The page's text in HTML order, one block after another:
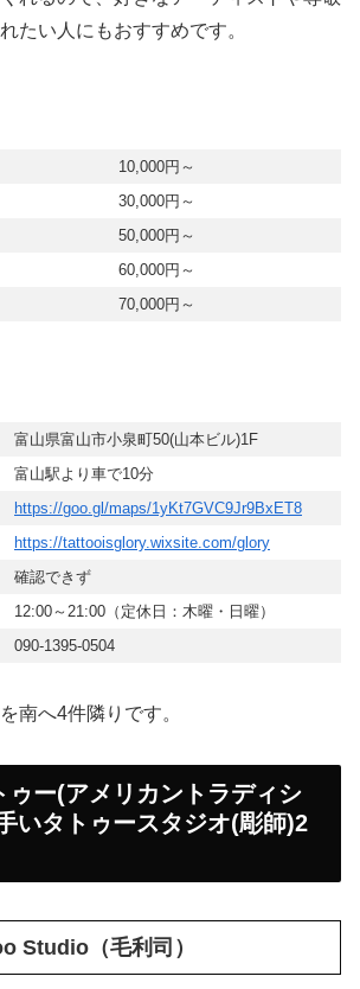
たい人にもおすすめです。
10,000円～
30,000円～
50,000円～
60,000円～
70,000円～
富山県富山市小泉町50(山本ビル)1F
富山駅より車で10分
https://goo.gl/maps/1yKt7GVC9Jr9BxET8
https://tattooisglory.wixsite.com/glory
確認できず
12:00～21:00（定休日：木曜・日曜）
090-1395-0504
南へ4件隣りです。
ゥー(アメリカントラディシ
いタトゥースタジオ(彫師)2
Studio（毛利司）